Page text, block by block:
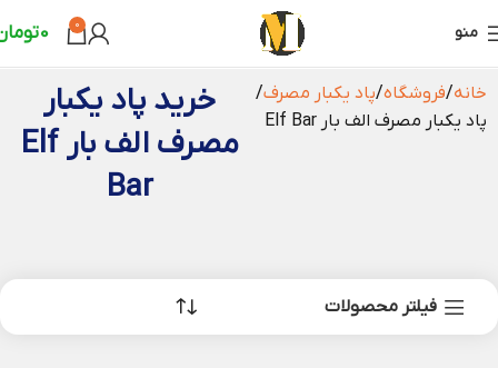
منو 0
0
خانه فروشگاه پاد یکبار مصرف
پاد یکبار مصرف الف بار Elf Bar
خرید پاد یکبار
مصرف الف بار Elf
Bar
فیلتر محصولات